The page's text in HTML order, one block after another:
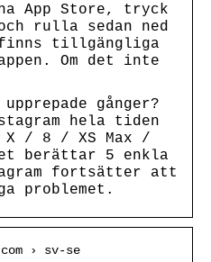
App Store, tryck
rulla sedan ned
tillgängliga
Om det inte
gånger?
hela tiden
X / 8 / XS Max /
berättar 5 enkla
fortsätter att
problemet.
› sv-se